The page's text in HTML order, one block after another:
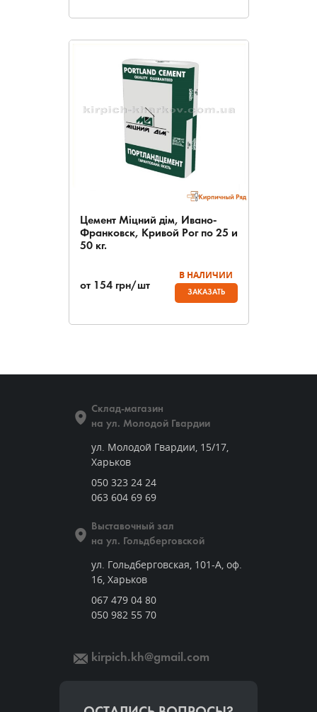
Цемент Міцний дім, Ивано-
Франковск, Кривой Рог по 25 и
50 кг.
от 154 грн/шт
В НАЛИЧИИ
ЗАКАЗАТЬ
Склад-магазин
на ул. Молодой Гвардии
ул. Молодой Гвардии, 15/17,
Харьков
050 323 24 24
063 604 69 69
Выставочный зал
на ул. Гольдберговской
ул. Гольдберговская, 101-А, оф.
16, Харьков
067 479 04 80
050 982 55 70
kirpich.kh@gmail.com